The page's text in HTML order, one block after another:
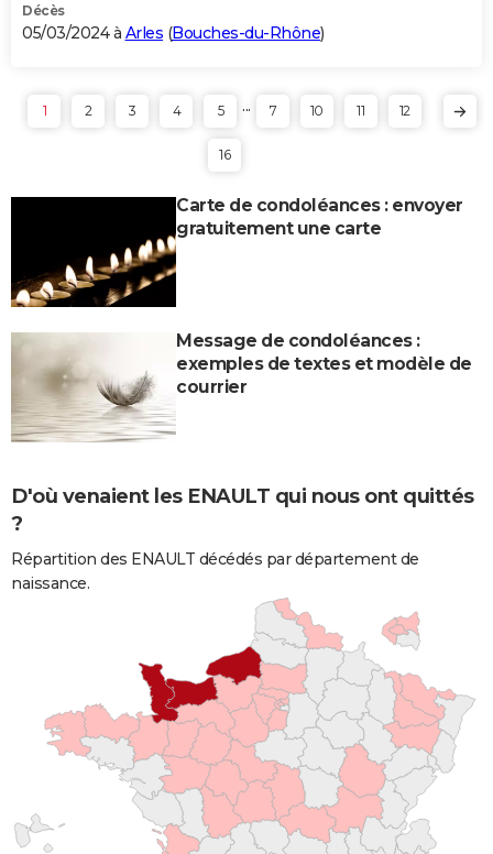
Décès
05/03/2024 à Arles (Bouches-du-Rhône)
1 2 3 4 5 ... 7 10 11 12
16
Carte de condoléances : envoyer
gratuitement une carte
Message de condoléances :
exemples de textes et modèle de
courrier
D'où venaient les ENAULT qui nous ont quittés
?
Répartition des ENAULT décédés par département de
naissance.